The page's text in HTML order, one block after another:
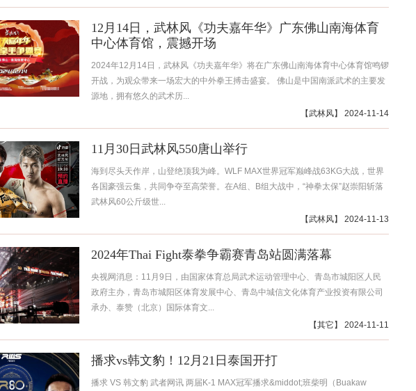
12月14日，武林风《功夫嘉年华》广东佛山南海体育
中心体育馆，震撼开场
2024年12月14日，武林风《功夫嘉年华》将在广东佛山南海体育中心体育馆鸣锣
开战，为观众带来一场宏大的中外拳王搏击盛宴。 佛山是中国南派武术的主要发
源地，拥有悠久的武术历...
【武林风】 2024-11-14
11月30日武林风550唐山举行
海到尽头天作岸，山登绝顶我为峰。WLF MAX世界冠军巅峰战63KG大战，世界
各国豪强云集，共同争夺至高荣誉。在A组、B组大战中，“神拳太保”赵崇阳斩落
武林风60公斤级世...
【武林风】 2024-11-13
2024年Thai Fight泰拳争霸赛青岛站圆满落幕
央视网消息：11月9日，由国家体育总局武术运动管理中心、青岛市城阳区人民
政府主办，青岛市城阳区体育发展中心、青岛中城信文化体育产业投资有限公司
承办、泰赞（北京）国际体育文...
【其它 】 2024-11-11
播求vs韩文豹！12月21日泰国开打
播求 VS 韩文豹 武者网讯 两届K-1 MAX冠军播求&middot;班柴明（Buakaw